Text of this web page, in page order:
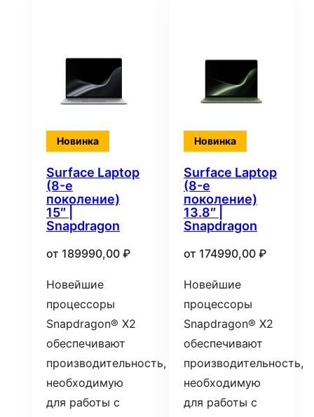
Новинка
Surface Laptop
(8-е
поколение)
15″ |
Snapdragon
от 189990,00 ₽
Новейшие
процессоры
Snapdragon® X2
обеспечивают
производительность,
необходимую
для работы с
Новинка
Surface Laptop
(8-е
поколение)
13.8″ |
Snapdragon
от 174990,00 ₽
Новейшие
процессоры
Snapdragon® X2
обеспечивают
производительность,
необходимую
для работы с